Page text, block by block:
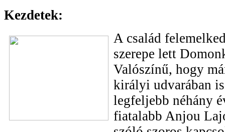
Kezdetek:
A család
szerepe lett
Valószínű, hogy
királyi udvarában
legfeljebb néhány
fiatalabb Anjou